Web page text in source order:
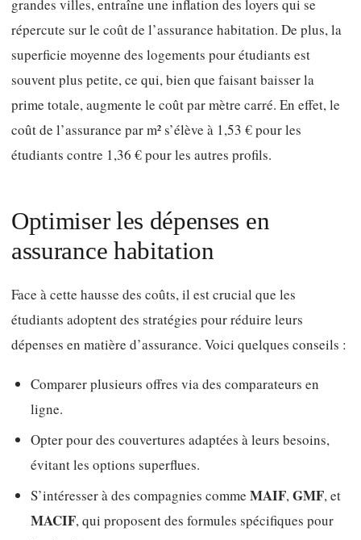
grandes villes, entraîne une inflation des loyers qui se
répercute sur le coût de l’assurance habitation. De plus, la
superficie moyenne des logements pour étudiants est
souvent plus petite, ce qui, bien que faisant baisser la
prime totale, augmente le coût par mètre carré. En effet, le
coût de l’assurance par m² s’élève à 1,53 € pour les
étudiants contre 1,36 € pour les autres profils.
Optimiser les dépenses en
assurance habitation
Face à cette hausse des coûts, il est crucial que les
étudiants adoptent des stratégies pour réduire leurs
dépenses en matière d’assurance. Voici quelques conseils :
Comparer plusieurs offres via des comparateurs en
ligne.
Opter pour des couvertures adaptées à leurs besoins,
évitant les options superflues.
S’intéresser à des compagnies comme MAIF,GMF, et
MACIF, qui proposent des formules spécifiques pour